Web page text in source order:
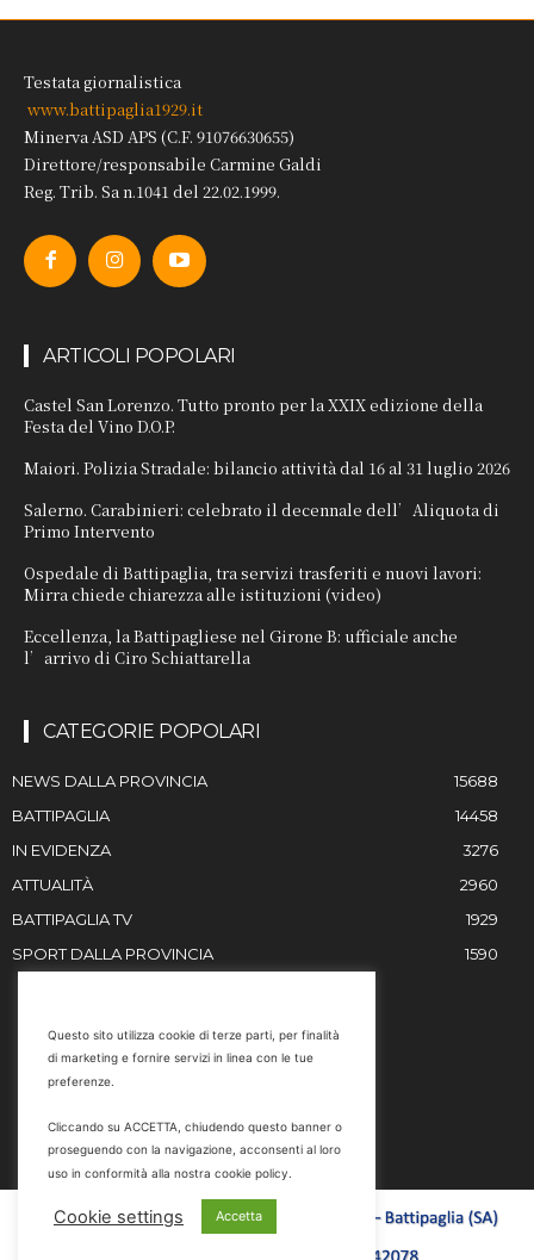
Testata giornalistica
www.battipaglia1929.it
Minerva ASD APS (C.F. 91076630655)
Direttore/responsabile Carmine Galdi
Reg. Trib. Sa n.1041 del 22.02.1999.
ARTICOLI POPOLARI
Castel San Lorenzo. Tutto pronto per la XXIX edizione della
Festa del Vino D.O.P.
Maiori. Polizia Stradale: bilancio attività dal 16 al 31 luglio 2026
Salerno. Carabinieri: celebrato il decennale dell’Aliquota di
Primo Intervento
Ospedale di Battipaglia, tra servizi trasferiti e nuovi lavori:
Mirra chiede chiarezza alle istituzioni (video)
Eccellenza, la Battipagliese nel Girone B: ufficiale anche
l’arrivo di Ciro Schiattarella
CATEGORIE POPOLARI
NEWS DALLA PROVINCIA
15688
BATTIPAGLIA
14458
IN EVIDENZA
3276
ATTUALITÀ
2960
BATTIPAGLIA TV
1929
SPORT DALLA PROVINCIA
1590
Email
marketing@battipaglia1929.it
carminegaldi@virgilio.it
Questo sito utilizza cookie di terze parti, per finalità
di marketing e fornire servizi in linea con le tue
preferenze.
Cliccando su ACCETTA, chiudendo questo banner o
proseguendo con la navigazione, acconsenti al loro
uso in conformità alla nostra cookie policy.
Cookie settings Accetta